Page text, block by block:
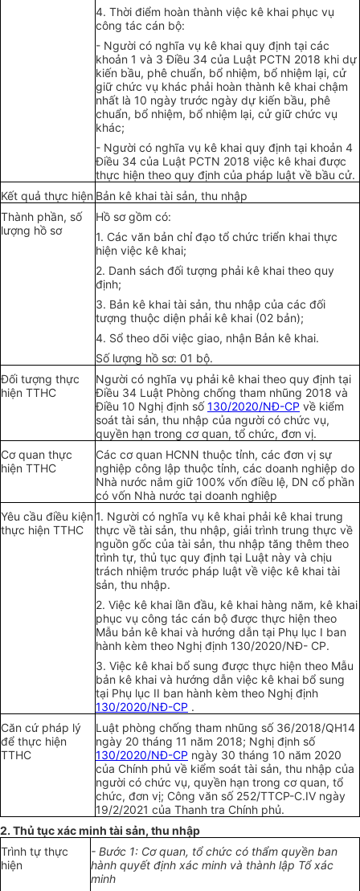
4. Thời điểm hoàn thành việc kê khai phục vụ
công tác cán bộ:
- Người có nghĩa vụ kê khai quy định tại các
khoản 1 và 3 Điều 34 của Luật PCTN 2018 khi dự
kiến bầu, phê chuẩn, bổ nhiệm, bổ nhiệm lại, cử
giữ chức vụ khác phải hoàn thành kê khai chậm
nhất là 10 ngày trước ngày dự kiến bầu, phê
chuẩn, bổ nhiệm, bổ nhiệm lại, cử giữ chức vụ
khác;
- Người có nghĩa vụ kê khai quy định tại khoản 4
Điều 34 của Luật PCTN 2018 việc kê khai được
thực hiện theo quy định của pháp luật về bầu cử.
Kết quả thực hiện Bản kê khai tài sản, thu nhập
Thành phần, số
lượng hồ sơ
Hồ sơ gồm có:
1. Các văn bản chỉ đạo tổ chức triển khai thực
hiện việc kê khai;
2. Danh sách đối tượng phải kê khai theo quy
định;
3. Bản kê khai tài sản, thu nhập của các đối
tượng thuộc diện phải kê khai (02 bản);
4. Sổ theo dõi việc giao, nhận Bản kê khai.
Số lượng hồ sơ: 01 bộ.
Đối tượng thực
hiện TTHC
Người có nghĩa vụ phải kê khai theo quy định tại
Điều 34 Luật Phòng chống tham nhũng 2018 và
Điều 10 Nghị định số130/2020/NĐ-CP về kiểm
soát tài sản, thu nhập của người có chức vụ,
quyền hạn trong cơ quan, tổ chức, đơn vị.
Cơ quan thực
hiện TTHC
Các cơ quan HCNN thuộc tỉnh, các đơn vị sự
nghiệp công lập thuộc tỉnh, các doanh nghiệp do
Nhà nước nắm giữ 100% vốn điều lệ, DN cổ phần
có vốn Nhà nước tại doanh nghiệp
Yêu cầu điều kiện
thực hiện TTHC
1. Người có nghĩa vụ kê khai phải kê khai trung
thực về tài sản, thu nhập, giải trình trung thực về
nguồn gốc của tài sản, thu nhập tăng thêm theo
trình tự, thủ tục quy định tại Luật này và chịu
trách nhiệm trước pháp luật về việc kê khai tài
sản, thu nhập.
2. Việc kê khai lần đầu, kê khai hàng năm, kê khai
phục vụ công tác cán bộ được thực hiện theo
Mẫu bản kê khai và hướng dẫn tại Phụ lục I ban
hành kèm theo Nghị định 130/2020/NĐ- CP.
3. Việc kê khai bổ sung được thực hiện theo Mẫu
bản kê khai và hướng dẫn việc kê khai bổ sung
tại Phụ lục II ban hành kèm theo Nghị định
130/2020/NĐ-CP .
Căn cứ pháp lý
để thực hiện
TTHC
Luật phòng chống tham nhũng số 36/2018/QH14
ngày 20 tháng 11 năm 2018; Nghị định số
130/2020/NĐ-CP ngày 30 tháng 10 năm 2020
của Chính phủ về kiểm soát tài sản, thu nhập của
người có chức vụ, quyền hạn trong cơ quan, tổ
chức, đơn vị; Công văn số 252/TTCP-C.IV ngày
19/2/2021 của Thanh tra Chính phủ.
2. Thủ tục xác minh tài sản, thu nhập
Trình tự thực
hiện
- Bước 1: Cơ quan, tổ chức có thẩm quyền ban
hành quyết định xác minh và thành lập Tổ xác
minh